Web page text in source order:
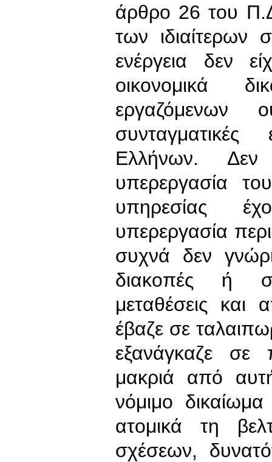
άρθρο 26 του
των ιδιαίτερων
ενέργεια δεν
οικονομικά
εργαζόμενων
Ελλήνων. Δεν
υπερεργασία
υπηρεσίας
υπερεργασία
συχνά δεν
διακοπές ή
μεταθέσεις και
έβαζε σε
εξανάγκαζε σε
μακριά από
νόμιμο
ατομικά τη
σχέσεων,